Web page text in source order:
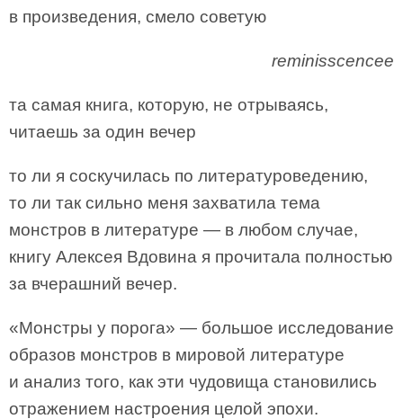
в произведения, смело советую
reminisscencee
та самая книга, которую, не отрываясь,
читаешь за один вечер
то ли я соскучилась по литературоведению,
то ли так сильно меня захватила тема
монстров в литературе — в любом случае,
книгу Алексея Вдовина я прочитала полностью
за вчерашний вечер.
«Монстры у порога» — большое исследование
образов монстров в мировой литературе
и анализ того, как эти чудовища становились
отражением настроения целой эпохи.